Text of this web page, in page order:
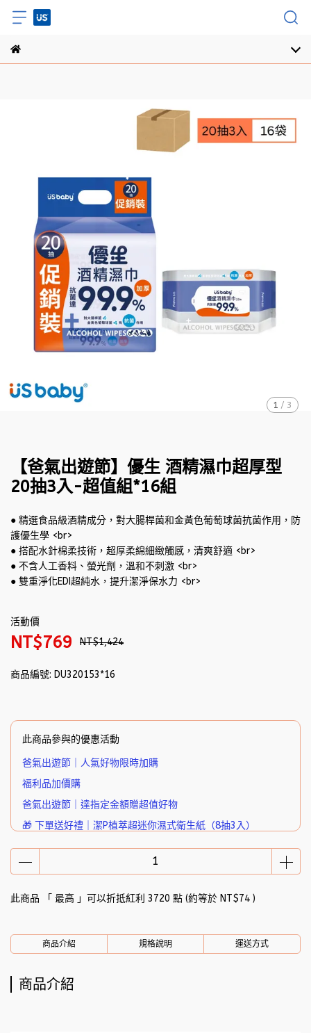
1 / 3
【爸氣出遊節】優生 酒精濕巾超厚型
20抽3入-超值組*16組
● 精選食品級酒精成分，對大腸桿菌和金黃色葡萄球菌抗菌作用，防
護優生學 <br>
● 搭配水針棉柔技術，超厚柔綿細緻觸感，清爽舒適 <br>
● 不含人工香料、螢光劑，溫和不刺激 <br>
● 雙重淨化EDI超純水，提升潔淨保水力 <br>
活動價
NT$769 NT$1,424
商品編號: DU320153*16
此商品參與的優惠活動
爸氣出遊節｜人氣好物限時加購
福利品加價購
爸氣出遊節｜達指定金額贈超值好物
🎁 下單送好禮｜潔P植萃超迷你濕式衛生紙（8抽3入）
此商品 「 最高 」可以折抵紅利 3720 點 (約等於 NT$74 )
商品介紹 規格說明 運送方式
商品介紹